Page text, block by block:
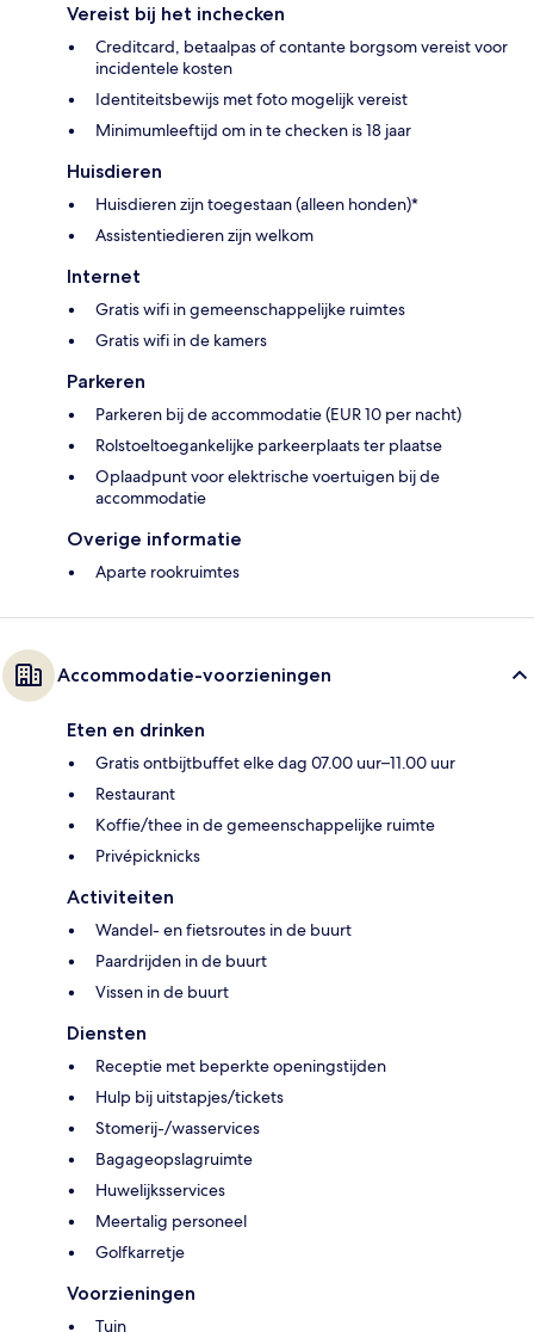
Vereist bij het inchecken
Creditcard, betaalpas of contante borgsom vereist voor
incidentele kosten
Identiteitsbewijs met foto mogelijk vereist
Minimumleeftijd om in te checken is 18 jaar
Huisdieren
Huisdieren zijn toegestaan (alleen honden)*
Assistentiedieren zijn welkom
Internet
Gratis wifi in gemeenschappelijke ruimtes
Gratis wifi in de kamers
Parkeren
Parkeren bij de accommodatie (EUR 10 per nacht)
Rolstoeltoegankelijke parkeerplaats ter plaatse
Oplaadpunt voor elektrische voertuigen bij de
accommodatie
Overige informatie
Aparte rookruimtes
Accommodatie-voorzieningen
Eten en drinken
Gratis ontbijtbuffet elke dag 07.00 uur–11.00 uur
Restaurant
Koffie/thee in de gemeenschappelijke ruimte
Privépicknicks
Activiteiten
Wandel- en fietsroutes in de buurt
Paardrijden in de buurt
Vissen in de buurt
Diensten
Receptie met beperkte openingstijden
Hulp bij uitstapjes/tickets
Stomerij-/wasservices
Bagageopslagruimte
Huwelijksservices
Meertalig personeel
Golfkarretje
Voorzieningen
Tuin